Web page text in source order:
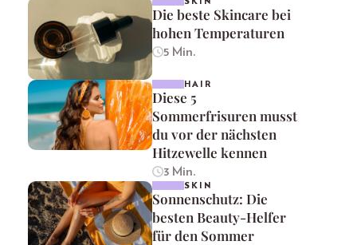
Die beste Skincare bei
hohen Temperaturen
5 Min.
HAIR
Diese 5
Sommerfrisuren musst
du vor der nächsten
Hitzewelle kennen
3 Min.
SKIN
Sonnenschutz: Die
besten Beauty-Helfer
für den Sommer